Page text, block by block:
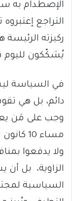
التراجع
ركيزته الرئيسة
يُشكّكون لليوم
في السياسة
دائم، بل هي
وجب على مَن
مساء
ولا يدفعوا
الزاوية، بل
السياسية